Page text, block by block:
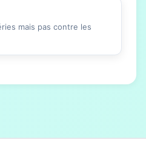
mais pas contre les